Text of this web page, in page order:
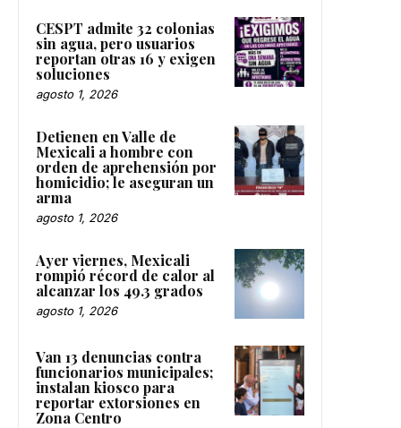
CESPT admite 32 colonias
sin agua, pero usuarios
reportan otras 16 y exigen
soluciones
agosto 1, 2026
Detienen en Valle de
Mexicali a hombre con
orden de aprehensión por
homicidio; le aseguran un
arma
agosto 1, 2026
Ayer viernes, Mexicali
rompió récord de calor al
alcanzar los 49.3 grados
agosto 1, 2026
Van 13 denuncias contra
funcionarios municipales;
instalan kiosco para
reportar extorsiones en
Zona Centro